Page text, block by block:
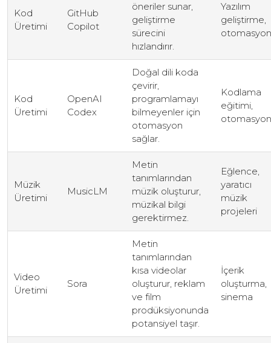
Kod
Üretimi
GitHub
Copilot
öneriler sunar,
geliştirme
sürecini
hızlandırır.
Yazılım
geliştirme,
Kod
Üretimi
OpenAI
Codex
Doğal dili koda
çevirir,
programlamayı
bilmeyenler için
otomasyon
sağlar.
Kodlama
eğitimi,
Müzik
Üretimi
MusicLM
Metin
tanımlarından
müzik oluşturur,
müzikal bilgi
gerektirmez.
Eğlence,
yaratıcı
müzik
projeleri
Video
Üretimi
Sora
Metin
tanımlarından
kısa videolar
oluşturur, reklam
ve film
prodüksiyonunda
potansiyel taşır.
İçerik
oluşturma,
sinema